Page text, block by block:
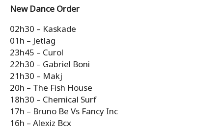
New Dance Order
02h30 – Kaskade
01h – Jetlag
23h45 – Curol
22h30 – Gabriel Boni
21h30 – Makj
20h – The Fish House
18h30 – Chemical Surf
17h – Bruno Be Vs Fancy Inc
16h – Alexiz Bcx